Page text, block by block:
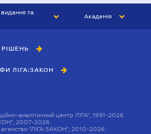
видання та
Академія
РІШЕНЬ
ЛІГА:ЗАКОН
аналітичний центр ЛІГА", 1991-2026.
2007-2026.
агенство "ЛІГА:ЗАКОН", 2010-2026.